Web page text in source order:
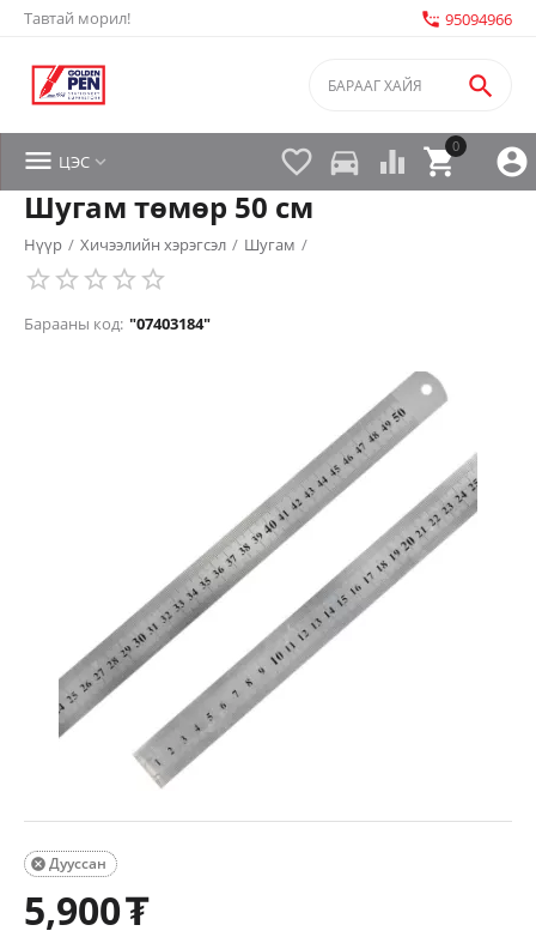
Тавтай морил! settings_phone 95094966


0

 directions_car 
 ЦЭС 
Шугам төмөр 50 см
Нүүр / Хичээлийн хэрэгсэл / Шугам /
Барааны код: "07403184"
Дууссан

5,900₮